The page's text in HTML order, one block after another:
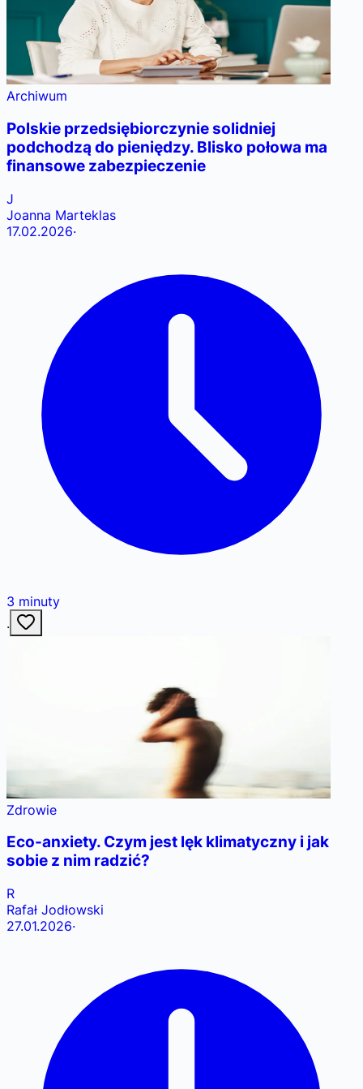
Archiwum
Polskie przedsiębiorczynie solidniej
podchodzą do pieniędzy. Blisko połowa ma
finansowe zabezpieczenie
J
Joanna Marteklas
17.02.2026·
3 minuty
·
Zdrowie
Eco-anxiety. Czym jest lęk klimatyczny i jak
sobie z nim radzić?
R
Rafał Jodłowski
27.01.2026·